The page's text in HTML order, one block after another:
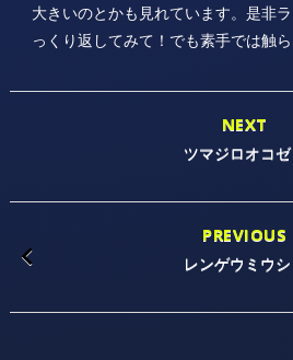
大きいのとかも見れています。是非
っくり返してみて！でも素手では触
NEXT
ツマジロオコゼ
PREVIOUS
レンゲウミウシ